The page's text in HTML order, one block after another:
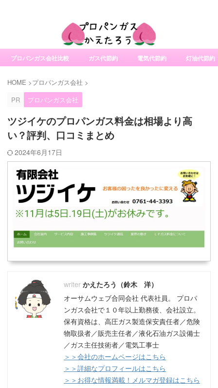
プロパンガス会社比較 ガス代節約 電気代節約 灯油代節約
HOME >プロパンガス会社 >
PR
プロパンガス会社
ツジイケのプロパンガス料金は相場より高
い？評判、口コミまとめ
2024年6月17日
かえたろう（鈴木 洋）
オーサムウェブ合同会社 代表社員。 プロパ
ンガス会社で１０年以上勤務後、会社設立。
保有資格は、高圧ガス製造保安責任者／危険
物取扱者／販売主任者／液化石油ガス設備士
／ガス主任技術者／電気工事士
＞＞会社のホームページはこちら
＞＞詳細なプロフィールはこちら
＞＞お得な情報満載！メルマガ登録はこちら